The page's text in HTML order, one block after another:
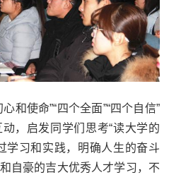
和使命”“四个全面”“四个自信”
，启发同学们思考“读大学的
学习和实践，明确人生的奋斗
自豪的吉大优秀人才学习，不